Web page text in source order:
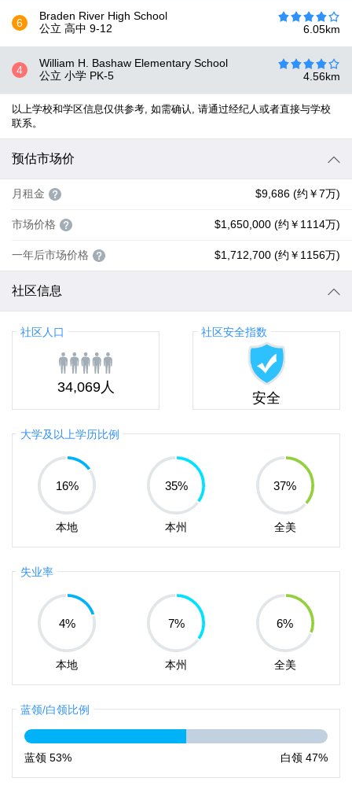
6
Braden River High School
公立 高中 9-12 6.05km
4
William H. Bashaw Elementary School
公立 小学 PK-5 4.56km
以上学校和学区信息仅供参考, 如需确认, 请通过经纪人或者直接与学校
联系。
预估市场价
月租金 $9,686 (约￥7万)
市场价格 $1,650,000 (约￥1114万)
一年后市场价格 $1,712,700 (约￥1156万)
社区信息
社区人口
34,069人
社区安全指数
安全
大学及以上学历比例
16%
本地
35%
本州
37%
全美
失业率
4%
本地
7%
本州
6%
全美
蓝领/白领比例
蓝领 53% 白领 47%